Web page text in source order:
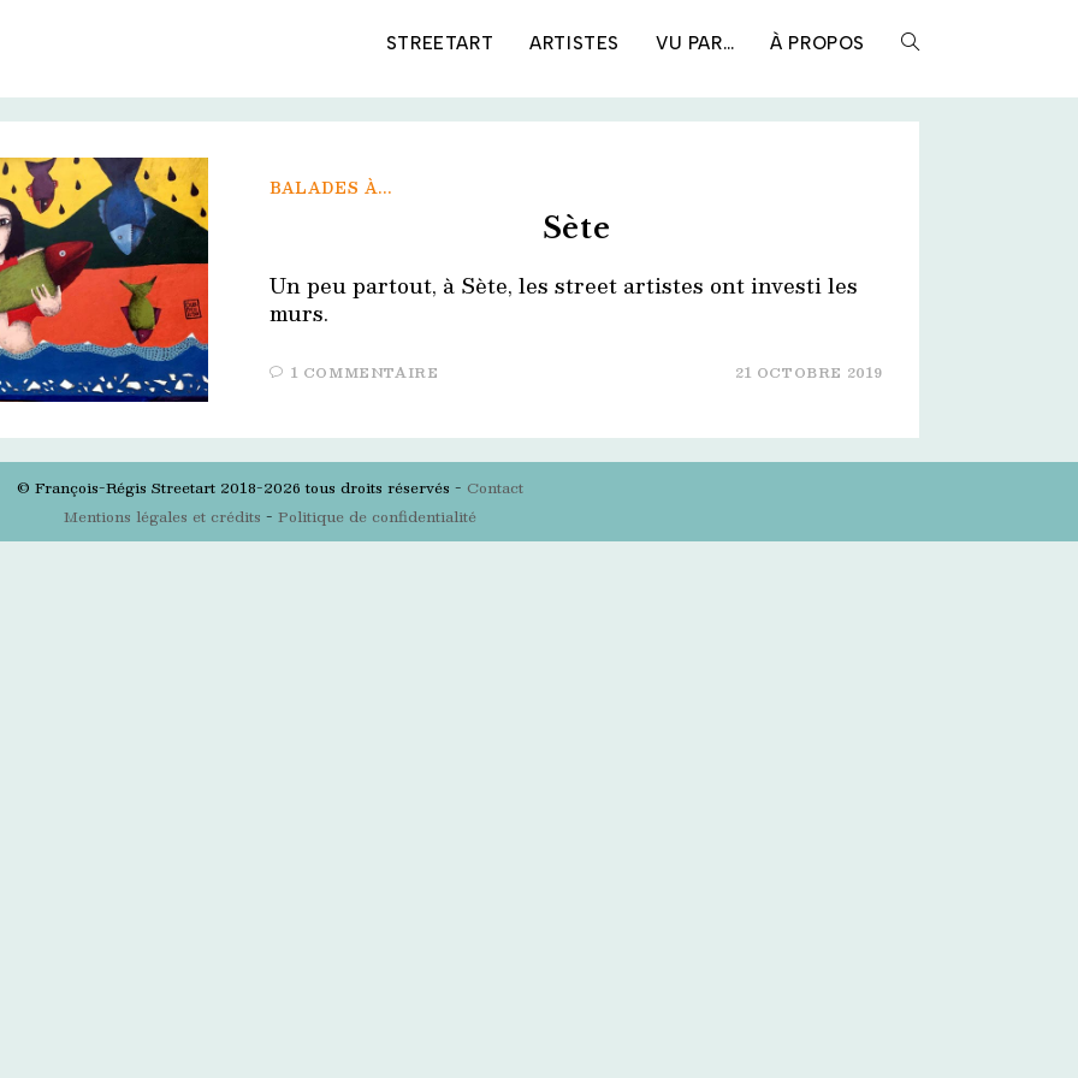
STREETART ARTISTES VU PAR… À PROPOS TOGGLE
BALADES À...
Sète
Un peu partout, à Sète, les street artistes ont investi les
murs.
1 COMMENTAIRE 21 OCTOBRE 2019
© François-Régis Streetart 2018-2026 tous droits réservés - Contact
Mentions légales et crédits - Politique de confidentialité